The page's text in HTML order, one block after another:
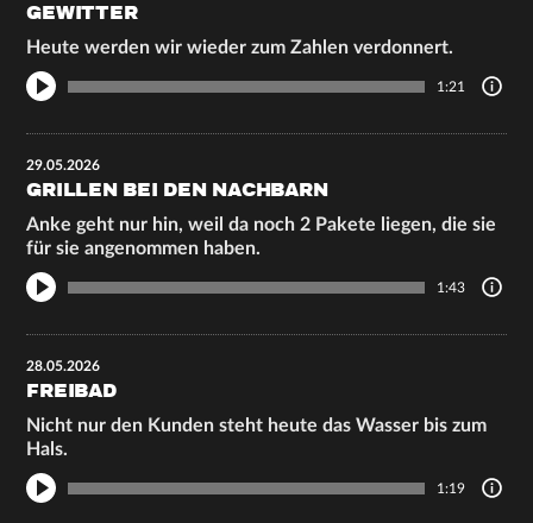
GEWITTER
Heute werden wir wieder zum Zahlen verdonnert.
1:21
29.05.2026
GRILLEN BEI DEN NACHBARN
Anke geht nur hin, weil da noch 2 Pakete liegen, die sie
für sie angenommen haben.
1:43
28.05.2026
FREIBAD
Nicht nur den Kunden steht heute das Wasser bis zum
Hals.
1:19